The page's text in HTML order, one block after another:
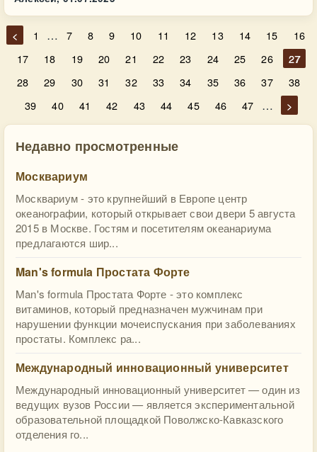
< 1 … 7 8 9 10 11 12 13 14 15
16
17
18 19 20 21 22 23 24 25 26
27
28
29 30 31 32 33 34 35 36 37
38
39
40 41 42 43 44 45 46 47 … >
Недавно просмотренные
Москвариум
Москвариум - это крупнейший в Европе центр
океанографии, который открывает свои двери 5 августа
2015 в Москве. Гостям и посетителям океанариума
предлагаются шир...
Man's formula Простата Форте
Man's formula Простата Форте - это комплекс
витаминов, который предназначен мужчинам при
нарушении функции мочеиспускания при заболеваниях
простаты. Комплекс ра...
Международный инновационный университет
Международный инновационный университет — один из
ведущих вузов России — является экспериментальной
образовательной площадкой Поволжско-Кавказского
отделения го...